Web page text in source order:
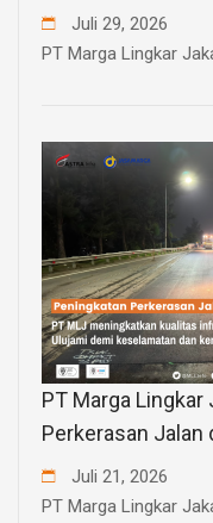
Juli 29, 2026
PT Marga Lingkar
PT Marga
Perkerasan Jalan
Juli 21, 2026
PT Marga Lingkar